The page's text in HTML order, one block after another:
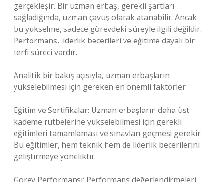
gerçekleşir. Bir uzman erbaş, gerekli şartları
sağladığında, uzman çavuş olarak atanabilir. Ancak
bu yükselme, sadece görevdeki süreyle ilgili değildir.
Performans, liderlik becerileri ve eğitime dayalı bir
terfi süreci vardır.
Analitik bir bakış açısıyla, uzman erbaşların
yükselebilmesi için gereken en önemli faktörler:
Eğitim ve Sertifikalar: Uzman erbaşların daha üst
kademe rütbelerine yükselebilmesi için gerekli
eğitimleri tamamlaması ve sınavları geçmesi gerekir.
Bu eğitimler, hem teknik hem de liderlik becerilerini
geliştirmeye yöneliktir.
Görev Performansı: Performans değerlendirmeleri,